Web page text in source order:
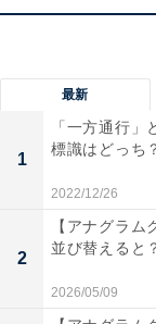
こちらもおすすめ
最新
1
「一方通行
標識はどっち
2022/12/26
2
【アナグラ
並び替えると
2026/05/09